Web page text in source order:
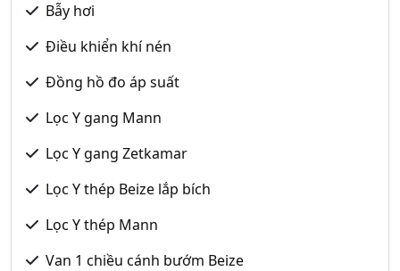
Bẫy hơi
Điều khiển khí nén
Đồng hồ đo áp suất
Lọc Y gang Mann
Lọc Y gang Zetkamar
Lọc Y thép Beize lắp bích
Lọc Y thép Mann
Van 1 chiều cánh bướm Beize